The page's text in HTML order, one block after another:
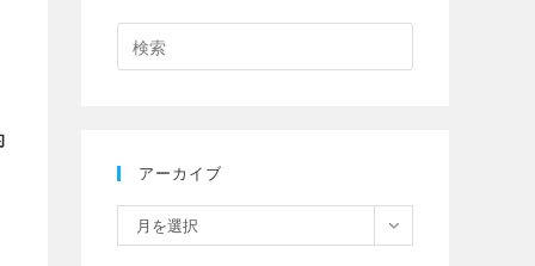
アーカイブ
月を選択